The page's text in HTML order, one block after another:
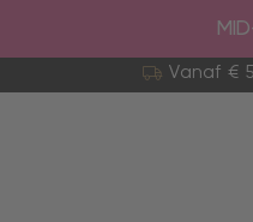
Vanaf €